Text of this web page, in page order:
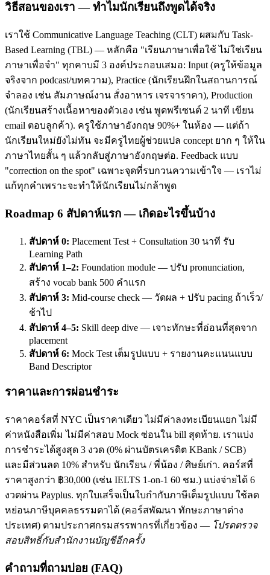
วิธีสอนของเรา — ทำไมนักเรียนถึงพูดได้จริง
เราใช้ Communicative Language Teaching (CLT) ผสมกับ Task-
Based Learning (TBL) — หลักคือ "เรียนภาษาเพื่อใช้ ไม่ใช่เรียน
ภาษาเพื่อจำ" ทุกคาบมี 3 องค์ประกอบเสมอ: Input (ครูให้ข้อมูล
จริงจาก podcast/บทความ), Practice (นักเรียนฝึกในสถานการณ์
จำลอง เช่น สัมภาษณ์งาน สั่งอาหาร เจรจาราคา), Production
(นักเรียนสร้างเนื้อหาของตัวเอง เช่น พูดพรีเซนต์ 2 นาที เขียน
email ตอบลูกค้า). ครูใช้ภาษาอังกฤษ 90%+ ในห้อง — แต่ถ้า
นักเรียนใหม่ยังไม่ทัน จะมีครูไทยผู้ช่วยแปล concept ยาก ๆ ให้ใน
ภาษาไทยสั้น ๆ แล้วกลับสู่ภาษาอังกฤษต่อ. Feedback แบบ
"correction on the spot" เฉพาะจุดที่รบกวนความเข้าใจ — เราไม่
แก้ทุกคำเพราะจะทำให้นักเรียนไม่กล้าพูด
Roadmap 6 สัปดาห์แรก — เกิดอะไรขึ้นบ้าง
สัปดาห์ 0: Placement Test + Consultation 30 นาที รับ
Learning Path
สัปดาห์ 1–2: Foundation module — ปรับ pronunciation,
สร้าง vocab bank 500 คำแรก
สัปดาห์ 3: Mid-course check — วัดผล + ปรับ pacing ถ้าเร็ว/
ช้าไป
สัปดาห์ 4–5: Skill deep dive — เจาะทักษะที่อ่อนที่สุดจาก
placement
สัปดาห์ 6: Mock Test เต็มรูปแบบ + รายงานคะแนนแบบ
Band Descriptor
ราคาและการผ่อนชำระ
ราคาคอร์สที่ NYC เป็นราคาเดียว ไม่มีค่าลงทะเบียนแยก ไม่มี
ค่าหนังสือเพิ่ม ไม่มีค่าสอบ Mock ซ่อนใน bill สุดท้าย. เราแบ่ง
การชำระได้สูงสุด 3 งวด (0% ผ่านบัตรเครดิต KBank / SCB)
และมีส่วนลด 10% สำหรับ นักเรียน / พี่น้อง / ศิษย์เก่า. คอร์สที่
ราคาสูงกว่า ฿30,000 (เช่น IELTS 1-on-1 60 ชม.) แบ่งจ่ายได้ 6
งวดผ่าน Payplus. ทุกใบเสร็จเป็นใบกำกับภาษีเต็มรูปแบบ ใช้ลด
หย่อนภาษีบุคคลธรรมดาได้ (คอร์สพัฒนา ทักษะภาษาต่าง
ประเทศ) ตามประกาศกรมสรรพากรที่เกี่ยวข้อง — โปรดตรวจ
สอบสิทธิ์กับสำนักงานบัญชีอีกครั้ง
คำถามที่ถามบ่อย (FAQ)